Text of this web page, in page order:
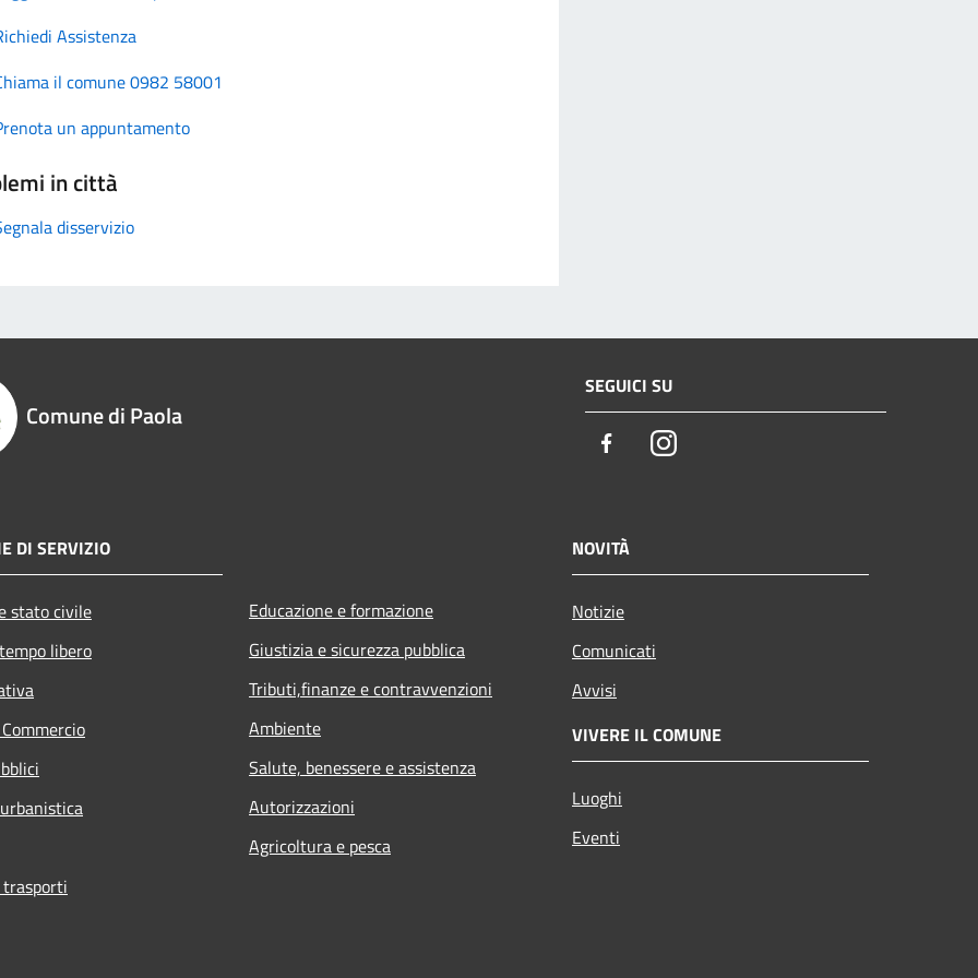
Assistenza
il comune 0982 58001
un appuntamento
in città
disservizio
Comune di Paola
SEGUICI SU
FacebookInstagram
DI SERVIZIO
stato civile
libero
Educazione e formazione
Giustizia e sicurezza pubblica
Tributi,finanze e contravvenzioni
Ambiente
Salute, benessere e assistenza
Autorizzazioni
Agricoltura e pesca
NOVITÀ
Notizie
Comunicati
Avvisi
VIVERE IL COMUNE
Luoghi
Eventi